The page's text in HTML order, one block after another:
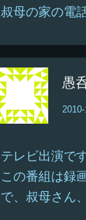
叔母の家の電
愚
テレビ出演で
この番組は録
で、叔母さん